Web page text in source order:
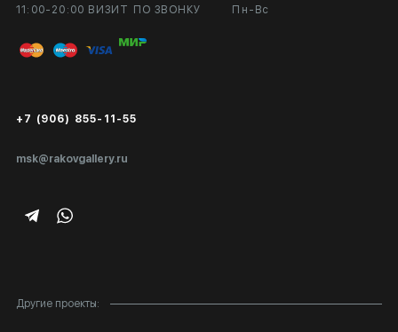
11:00-20:00 ВИЗИТ ПО ЗВОНКУ
Пн-Вс
msk@rakovgallery.ru
+7 (906) 855-11-55
Другие проекты:
Публичная оферта
Экспертиза/Вывоз за границу
Подарочные сертификаты